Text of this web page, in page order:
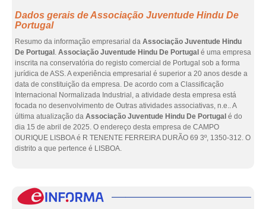
Dados gerais de Associação Juventude Hindu De
Portugal
Resumo da informação empresarial da Associação Juventude Hindu
De Portugal . Associação Juventude Hindu De Portugal é uma empresa
inscrita na conservatória do registo comercial de Portugal sob a forma
jurídica de ASS. A experiência empresarial é superior a 20 anos desde a
data de constituição da empresa. De acordo com a Classificação
Internacional Normalizada Industrial, a atividade desta empresa está
focada no desenvolvimento de Outras atividades associativas, n.e.. A
última atualização da Associação Juventude Hindu De Portugal é do
dia 15 de abril de 2025. O endereço desta empresa de CAMPO
OURIQUE LISBOA é R TENENTE FERREIRA DURÃO 69 3º, 1350-312. O
distrito a que pertence é LISBOA.